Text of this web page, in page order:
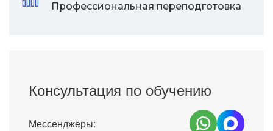
Профессиональная переподготовка
Консультация по обучению
Мессенджеры: